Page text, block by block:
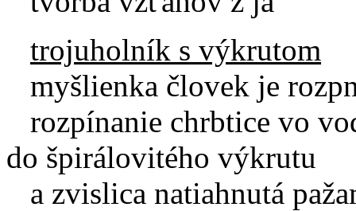
trojuholník s výkrutom
myšlienka človek je
rozpínanie chrbtice vo
do špirálovitého výkrutu
a zvislica natiahnutá